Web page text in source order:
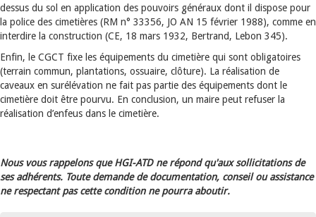
dessus du sol en application des pouvoirs généraux dont il dispose pour
la police des cimetières (RM n° 33356, JO AN 15 février 1988), comme en
interdire la construction (CE, 18 mars 1932, Bertrand, Lebon 345).
Enfin, le CGCT fixe les équipements du cimetière qui sont obligatoires
(terrain commun, plantations, ossuaire, clôture). La réalisation de
caveaux en surélévation ne fait pas partie des équipements dont le
cimetière doit être pourvu. En conclusion, un maire peut refuser la
réalisation d’enfeus dans le cimetière.
Nous vous rappelons que HGI-ATD ne répond qu'aux sollicitations de
ses adhérents. Toute demande de documentation, conseil ou assistance
ne respectant pas cette condition ne pourra aboutir.